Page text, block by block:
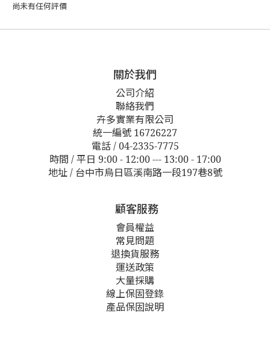
尚未有任何評價
關於我們
公司介紹
聯絡我們
卉多實業有限公司
統一編號 16726227
電話 / 04-2335-7775
時間 / 平日 9:00 - 12:00 --- 13:00 - 17:00
地址 / 台中市烏日區溪南路一段197巷8號
顧客服務
會員權益
常見問題
退換貨服務
運送政策
大量採購
線上保固登錄
產品保固說明